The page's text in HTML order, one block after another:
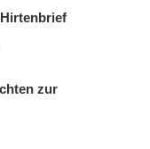
zur